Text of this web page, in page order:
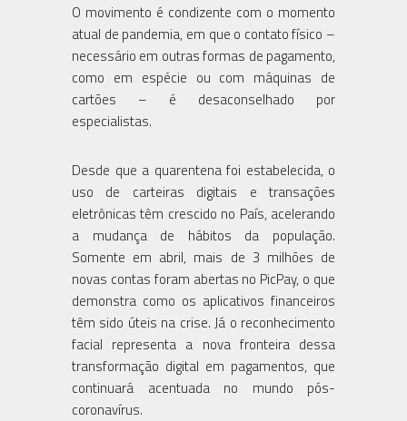
O movimento é condizente com o momento
atual de pandemia, em que o contato físico –
necessário em outras formas de pagamento,
como em espécie ou com máquinas de
cartões – é desaconselhado por
especialistas.
Desde que a quarentena foi estabelecida, o
uso de carteiras digitais e transações
eletrônicas têm crescido no País, acelerando
a mudança de hábitos da população.
Somente em abril, mais de 3 milhões de
novas contas foram abertas no PicPay, o que
demonstra como os aplicativos financeiros
têm sido úteis na crise. Já o reconhecimento
facial representa a nova fronteira dessa
transformação digital em pagamentos, que
continuará acentuada no mundo pós-
coronavírus.